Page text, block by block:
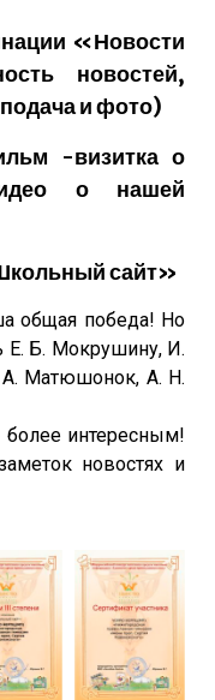
«Новости
новостей,
и фото)
-визитка о
о нашей
сайт»
общая победа! Но
Е. Б. Мокрушину, И.
А. Матюшонок, А. Н.
интересным!
новостях и